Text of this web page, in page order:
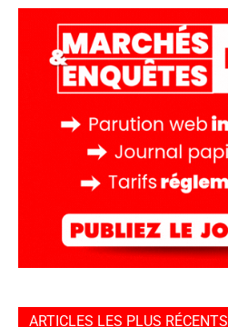
ARTICLES LES PLUS RÉCENTS